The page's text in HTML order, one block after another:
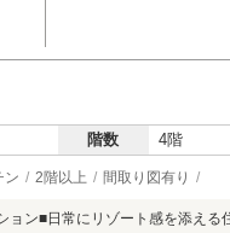
階数 4階
ン 2階以上 間取り図有り
ョン■日常にリゾート感を添える